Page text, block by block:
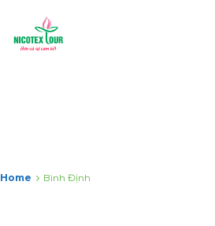
Home Bình Định